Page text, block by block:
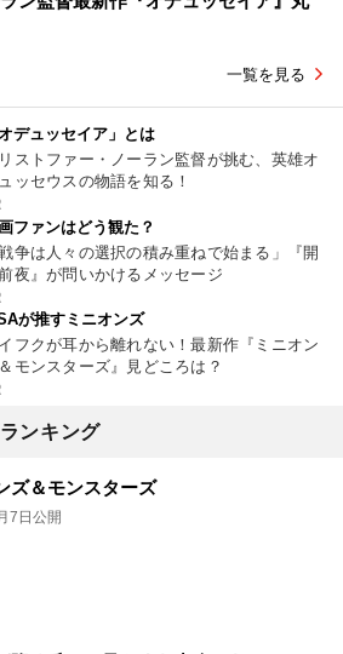
一覧を見る
オデュッセイア」とは
ストファー・ノーラン監督が挑む、英雄オ
ッセウスの物語を知る！
ファンはどう観た？
戦争は人々の選択の積み重ねで始まる」『開
夜』が問いかけるメッセージ
が推すミニオンズ
フクが耳から離れない！最新作『ミニオン
モンスターズ』見どころは？
ンキング
ズ＆モンスターズ
7日公開